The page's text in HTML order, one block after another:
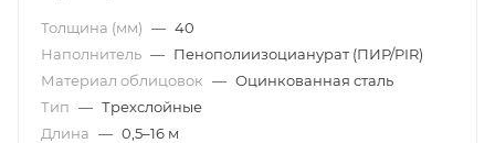
Толщина (мм) — 40
Наполнитель — Пенополиизоцианурат (ПИР/PIR)
Материал облицовок — Оцинкованная сталь
Тип — Трехслойные
Длина — 0,5–16 м